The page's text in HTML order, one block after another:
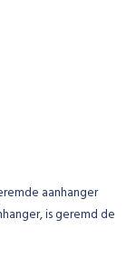
aanhanger
is geremd de